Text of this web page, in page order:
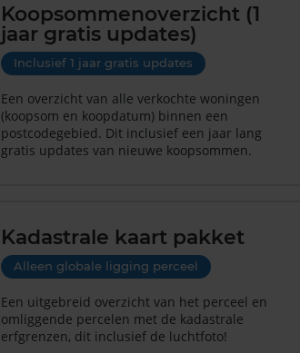
Koopsommenoverzicht (1
jaar gratis updates)
Inclusief 1 jaar gratis updates
Een overzicht van alle verkochte woningen
(koopsom en koopdatum) binnen een
postcodegebied. Dit inclusief een jaar lang
gratis updates van nieuwe koopsommen.
Kadastrale kaart pakket
Alleen globale ligging perceel
Een uitgebreid overzicht van het perceel en
omliggende percelen met de kadastrale
erfgrenzen, dit inclusief de luchtfoto!